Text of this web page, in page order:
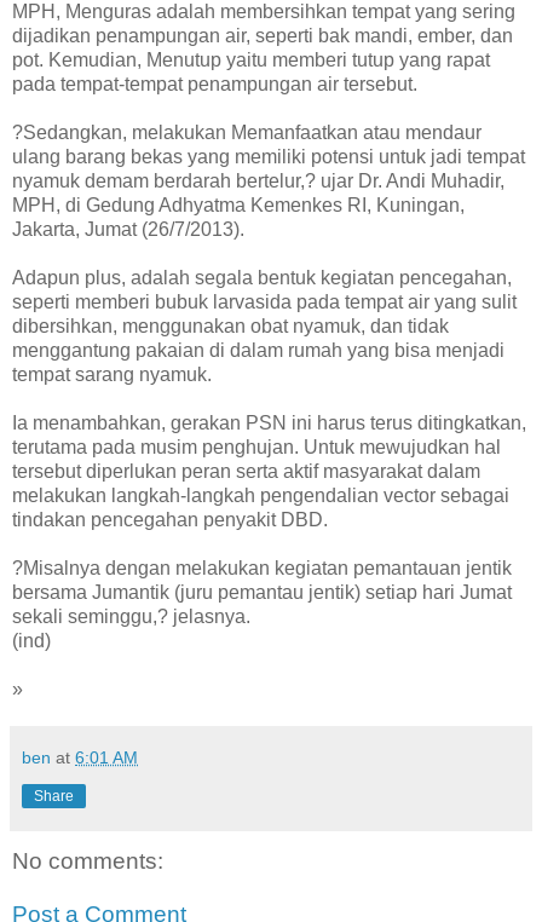
MPH, Menguras adalah membersihkan tempat yang sering
dijadikan penampungan air, seperti bak mandi, ember, dan
pot. Kemudian, Menutup yaitu memberi tutup yang rapat
pada tempat-tempat penampungan air tersebut.
?Sedangkan, melakukan Memanfaatkan atau mendaur
ulang barang bekas yang memiliki potensi untuk jadi tempat
nyamuk demam berdarah bertelur,? ujar Dr. Andi Muhadir,
MPH, di Gedung Adhyatma Kemenkes RI, Kuningan,
Jakarta, Jumat (26/7/2013).
Adapun plus, adalah segala bentuk kegiatan pencegahan,
seperti memberi bubuk larvasida pada tempat air yang sulit
dibersihkan, menggunakan obat nyamuk, dan tidak
menggantung pakaian di dalam rumah yang bisa menjadi
tempat sarang nyamuk.
Ia menambahkan, gerakan PSN ini harus terus ditingkatkan,
terutama pada musim penghujan. Untuk mewujudkan hal
tersebut diperlukan peran serta aktif masyarakat dalam
melakukan langkah-langkah pengendalian vector sebagai
tindakan pencegahan penyakit DBD.
?Misalnya dengan melakukan kegiatan pemantauan jentik
bersama Jumantik (juru pemantau jentik) setiap hari Jumat
sekali seminggu,? jelasnya.
(ind)
»
ben at 6:01 AM
Share
No comments:
Post a Comment